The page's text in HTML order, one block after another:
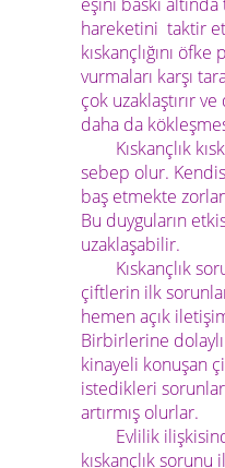
hareketini taktir
kıskançlığını
vurmaları karşı
çok uzaklaştırır
daha da
Kıskançlık
sebep olur.
baş etmekte
Bu duyguların
uzaklaşabilir.
Kıskançlık
çiftlerin ilk
hemen açık
Birbirlerine
kinayeli konuşan
istedikleri
artırmış olurlar.
Evlilik
kıskançlık